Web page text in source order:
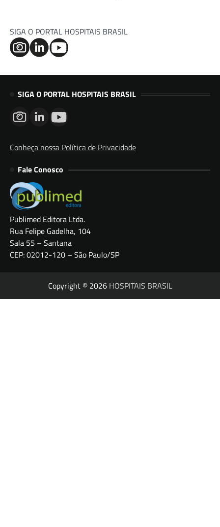
SIGA O PORTAL HOSPITAIS BRASIL
SIGA O PORTAL HOSPITAIS BRASIL
Conheça nossa Política de Privacidade
Fale Conosco
Publimed Editora Ltda.
Rua Felipe Gadelha, 104
Sala 55 – Santana
CEP: 02012-120 – São Paulo/SP
Copyright © 2026 HOSPITAIS BRASIL